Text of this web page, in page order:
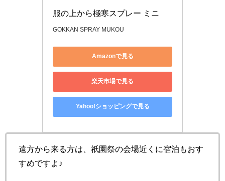
服の上から極寒スプレー ミニ
GOKKAN SPRAY MUKOU
Amazonで見る
楽天市場で見る
Yahoo!ショッピングで見る
遠方から来る方は、祇園祭の会場近くに宿泊もおす
すめですよ♪